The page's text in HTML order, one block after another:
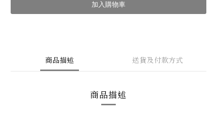
加入購物車
商品描述 送貨及付款方式
商品描述